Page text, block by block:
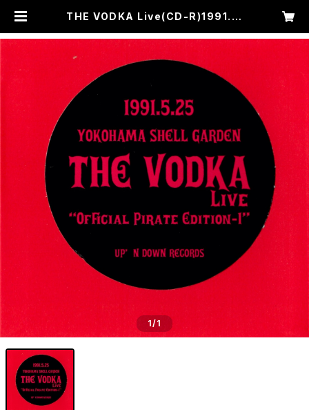
THE VODKA Live(CD-R)1991.5.
ficial Pirate Edition-1" | THE
1/1